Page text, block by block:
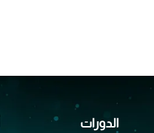
الدورات